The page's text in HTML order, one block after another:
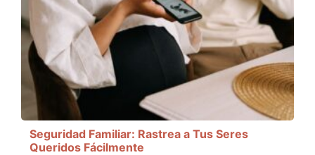
Seguridad Familiar: Rastrea a Tus Seres
Queridos Fácilmente